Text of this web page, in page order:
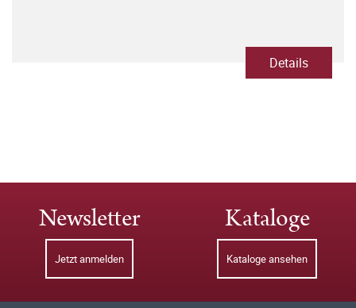
Details
Newsletter
Jetzt anmelden
Kataloge
Kataloge ansehen